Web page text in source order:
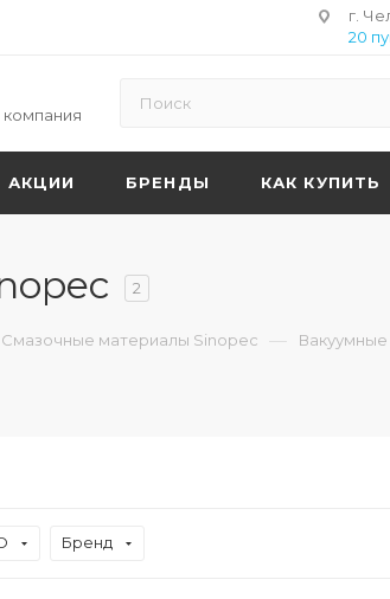
г.
20
АКЦИИ БРЕНДЫ КАК КУПИТЬ
2
Смазочные материалы Sinopec —
Бренд